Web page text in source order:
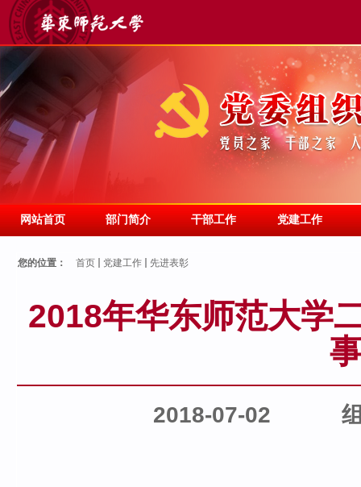
网站首页 部门简介 干部工作 党建工作
您的位置： 首页 党建工作 先进表彰
2018年华东师范大学
2018-07-02